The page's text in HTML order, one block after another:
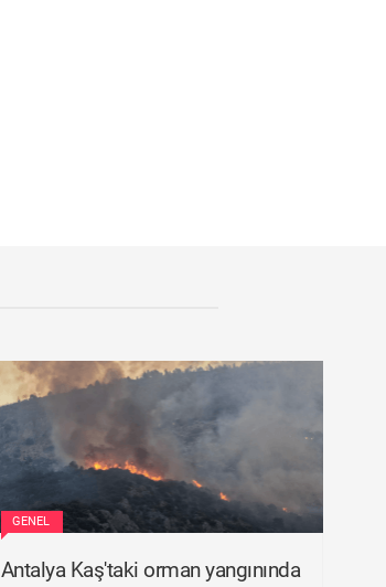
GENEL
Antalya Kaş'taki orman yangınında